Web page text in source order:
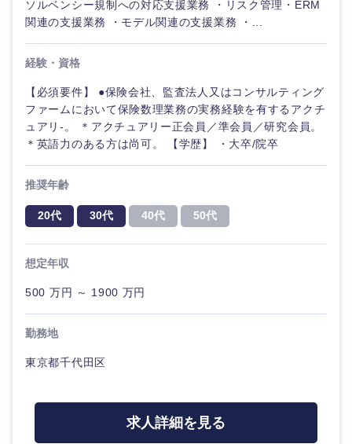
Webサー
ビス・制
作、ゲー
ム
技術職
（モノづ
くり）
金融専門
職
メディカ
門職
建設・施
メディカル
建設・施工管理
事務職
その他
WEBサービス
広告・宣伝・印刷
エンターテイメント
法律・特許事務所・監査法人
人材・アウトソーシング
サービス
ソルベンシー規制への対応支援業務 ・リスク管理・ERM
関連の支援業務 ・モデル関連の支援業務 ・...
経験・資格
【必須要件】 ●保険会社、監査法人又はコンサルティング
ファームにおいて保険数理業務の実務経験を有するアクチ
ュアリ-。 ＊アクチュアリー正会員／準会員／研究会員。
＊英語力のある方は尚可。 【学歴】 ・大卒/院卒
推奨年齢
20代 30代 40代 50代
想定年収
500 万円 ～ 1900 万円
勤務地
東京都千代田区
求人詳細を見る